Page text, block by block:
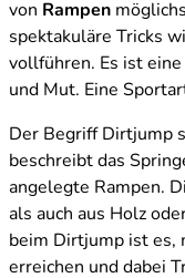
von Rampen
spektakuläre Tricks
vollführen. Es ist
und Mut. Eine
Der Begriff Dirtjump
beschreibt das
angelegte Rampen.
als auch aus Holz
beim Dirtjump ist es,
erreichen und dabei